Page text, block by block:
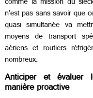
n’est pas sans savoir que
quasi simultanée va
moyens de transport
aériens et routiers
nombreux.
Anticiper et évaluer
manière proactive